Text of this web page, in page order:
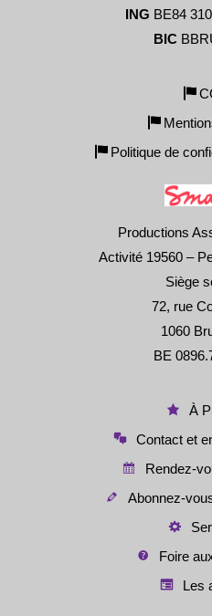
ING BE84
BIC
Politique de
Productions
Activité 19560 –
Siège
72, rue
1060
BE
À
Contact et
Rendez-
Abonnez-
Foire
Les